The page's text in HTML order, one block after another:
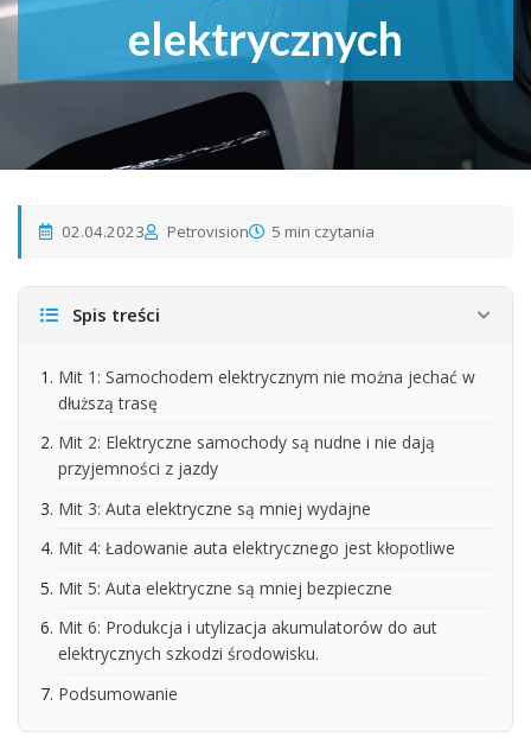
elektrycznych
02.04.2023 Petrovision 5 min czytania
Spis treści
Mit 1: Samochodem elektrycznym nie można jechać w
dłuższą trasę
Mit 2: Elektryczne samochody są nudne i nie dają
przyjemności z jazdy
Mit 3: Auta elektryczne są mniej wydajne
Mit 4: Ładowanie auta elektrycznego jest kłopotliwe
Mit 5: Auta elektryczne są mniej bezpieczne
Mit 6: Produkcja i utylizacja akumulatorów do aut
elektrycznych szkodzi środowisku.
Podsumowanie